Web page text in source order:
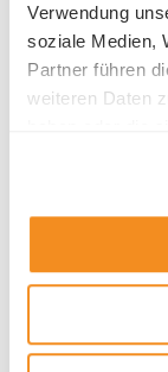
Verwendung
soziale Medien,
Partner führen
weiteren Daten